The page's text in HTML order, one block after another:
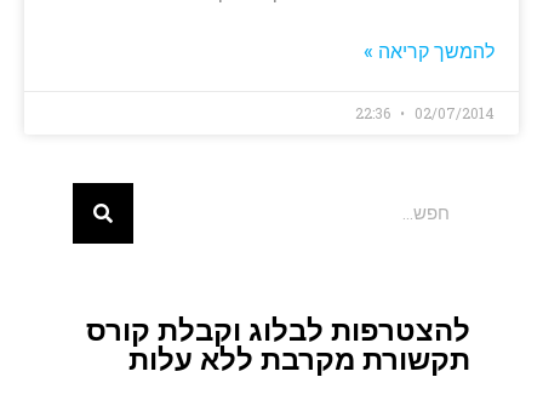
להמשך קריאה »
02/07/2014
להצטרפות לבלוג וקבלת קורס
תקשורת מקרבת ללא עלות